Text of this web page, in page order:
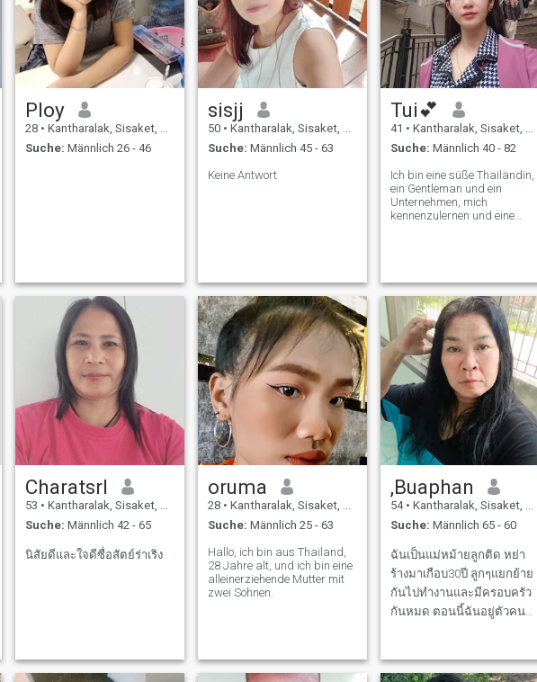
Ploy
28 • Kantharalak, Sisaket, Thailand
Suche: Männlich 26 - 46
sisjj
50 • Kantharalak, Sisaket, Thailand
Suche: Männlich 45 - 63
Keine Antwort
Tui💕
41 • Kantharalak, Sisaket, Thailand
Suche: Männlich 40 - 82
Ich bin eine süße Thailändin,
ein Gentleman und ein
Unternehmen, mich
kennenzulernen und eine
CharatsrI
53 • Kantharalak, Sisaket, Thailand
Suche: Männlich 42 - 65
นิสัยดีและใจดีซื่อสัตย์ร่าเริง
oruma
28 • Kantharalak, Sisaket, Thailand
Suche: Männlich 25 - 63
Hallo, ich bin aus Thailand,
28 Jahre alt, und ich bin eine
alleinerziehende Mutter mit
zwei Söhnen.
,Buaphan
54 • Kantharalak, Sisaket, Thailand
Suche: Männlich 65 - 60
ฉันเป็นแม่หม้ายลูกติด หย่า
ร้างมาเกือบ30ปี ลูกๆแยกย้าย
กันไปทำงานและมีครอบครัว
กันหมด ตอนนี้ฉันอยู่ตัวคน
และมั่นคง